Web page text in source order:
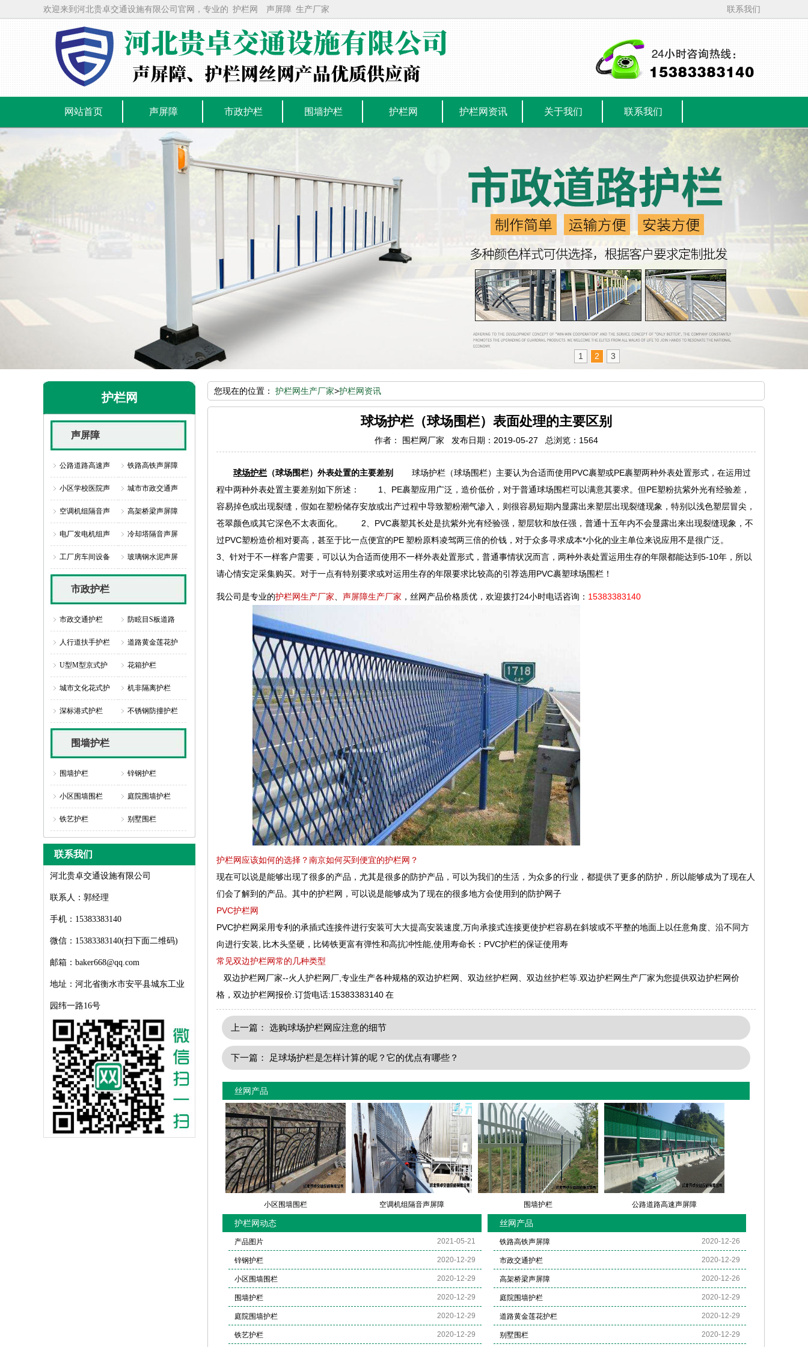
联系我们
欢迎来到河北贵卓交通设施有限公司官网，专业的 护栏网 声屏障 生产厂家
网站首页 声屏障 市政护栏 围墙护栏 护栏网 护栏网资讯 关于我们 联系我们
1 2 3
护栏网
声屏障
公路道路高速声 铁路高铁声屏障
小区学校医院声 城市市政交通声
空调机组隔音声 高架桥梁声屏障
电厂发电机组声 冷却塔隔音声屏
工厂房车间设备 玻璃钢水泥声屏
市政护栏
市政交通护栏 防眩目S板道路
人行道扶手护栏 道路黄金莲花护
U型M型京式护 花箱护栏
城市文化花式护 机非隔离护栏
深标港式护栏 不锈钢防撞护栏
围墙护栏
围墙护栏 锌钢护栏
小区围墙围栏 庭院围墙护栏
铁艺护栏 别墅围栏
联系我们
河北贵卓交通设施有限公司
联系人：郭经理
手机：15383383140
微信：15383383140(扫下面二维码)
邮箱：baker668@qq.com
地址：河北省衡水市安平县城东工业
园纬一路16号
您现在的位置： 护栏网生产厂家>护栏网资讯
球场护栏（球场围栏）表面处理的主要区别
作者： 围栏网厂家 发布日期：2019-05-27 总浏览： 1564
球场护栏 （球场围栏）外表处置的主要差别
球场护栏（球场围栏）主要认为合适而使用PVC裹塑或PE裹塑两种外表处置形式，在运用过
程中两种外表处置主要差别如下所述： 1、PE裹塑应用广泛，造价低价，对于普通球场围栏可以满意其要求。但PE塑粉抗紫外光有经验差，
容易掉色或出现裂缝，假如在塑粉储存安放或出产过程中导致塑粉潮气渗入，则很容易短期内显露出来塑层出现裂缝现象，特别以浅色塑层冒尖，
苍翠颜色或其它深色不太表面化。 2、PVC裹塑其长处是抗紫外光有经验强，塑层软和放任强，普通十五年内不会显露出来出现裂缝现象，不
过PVC塑粉造价相对要高，甚至于比一点便宜的PE 塑粉原料凌驾两三倍的价钱，对于众多寻求成本*小化的业主单位来说应用不是很广泛。
3、针对于不一样客户需要，可以认为合适而使用不一样外表处置形式，普通事情状况而言，两种外表处置运用生存的年限都能达到5-10年，所以
请心情安定采集购买。对于一点有特别要求或对运用生存的年限要求比较高的引荐选用PVC裹塑球场围栏！
我公司是专业的护栏网生产厂家 、声屏障生产厂家 ，丝网产品价格质优，欢迎拨打24小时电话咨询： 15383383140
护栏网应该如何的选择？南京如何买到便宜的护栏网？
现在可以说是能够出现了很多的产品，尤其是很多的防护产品，可以为我们的生活，为众多的行业，都提供了更多的防护，所以能够成为了现在人
们会了解到的产品。其中的护栏网，可以说是能够成为了现在的很多地方会使用到的防护网子
PVC护栏网
PVC护栏网采用专利的承插式连接件进行安装可大大提高安装速度,万向承接式连接更使护栏容易在斜坡或不平整的地面上以任意角度、沿不同方
向进行安装, 比木头坚硬，比铸铁更富有弹性和高抗冲性能,使用寿命长：PVC护栏的保证使用寿
常见双边护栏网常的几种类型
双边护栏网厂家--火人护栏网厂,专业生产各种规格的双边护栏网、双边丝护栏网、双边丝护栏等.双边护栏网生产厂家为您提供双边护栏网价
格，双边护栏网报价.订货电话:15383383140 在
上一篇：选购球场护栏网应注意的细节
下一篇： 足球场护栏是怎样计算的呢？它的优点有哪些？
丝网产品
小区围墙围栏 空调机组隔音声屏障 围墙护栏 公路道路高速声屏障
护栏网动态
2021-05-21
产品图片
2020-12-29
锌钢护栏
2020-12-29
小区围墙围栏
2020-12-29
围墙护栏
2020-12-29
庭院围墙护栏
2020-12-29
铁艺护栏
丝网产品
2020-12-26
铁路高铁声屏障
2020-12-29
市政交通护栏
2020-12-26
高架桥梁声屏障
2020-12-29
庭院围墙护栏
2020-12-29
道路黄金莲花护栏
2020-12-29
别墅围栏